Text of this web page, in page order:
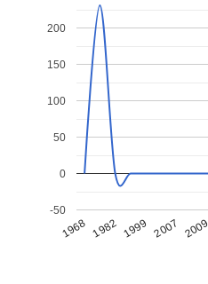
1968 1982 1999 2007 2009
-50
0
50
100
150
200